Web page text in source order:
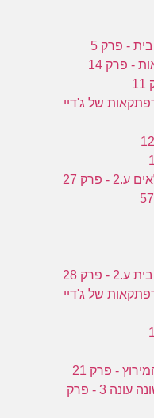
של ג'דיי
של ג'דיי
13:24 - הנסיכה סופיה הראשונה עונה 3 - פרק